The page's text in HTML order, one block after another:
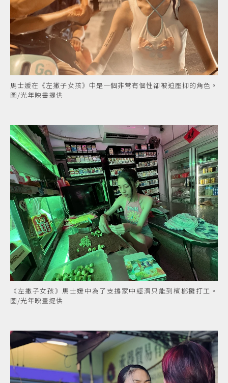
馬士媛在《左撇子女孩》中是一個非常有個性卻被迫壓抑的角色。
圖/光年映畫提供
《左撇子女孩》馬士媛中為了支撐家中經濟只能到檳榔攤打工。
圖/光年映畫提供